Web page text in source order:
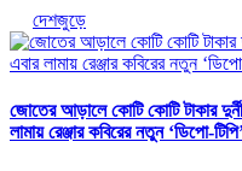
দেশজুড়ে
জোতের আড়ালে কোটি কোটি টাকার
লামায় রেঞ্জার কবিরের নতুন ‘ডিপো-